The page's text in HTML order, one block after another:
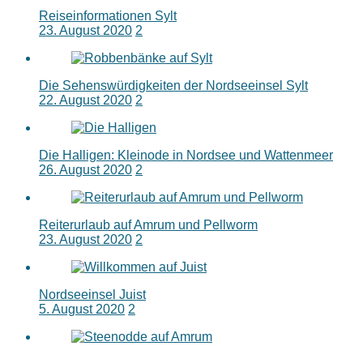
Reiseinformationen Sylt
23. August 2020 2
Die Sehenswürdigkeiten der Nordseeinsel Sylt
22. August 2020 2
Die Halligen: Kleinode in Nordsee und Wattenmeer
26. August 2020 2
Reiterurlaub auf Amrum und Pellworm
23. August 2020 2
Nordseeinsel Juist
5. August 2020 2